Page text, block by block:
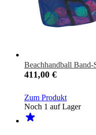
Beachhandball Band-
411,00 €
Zum Produkt
Noch 1 auf Lager